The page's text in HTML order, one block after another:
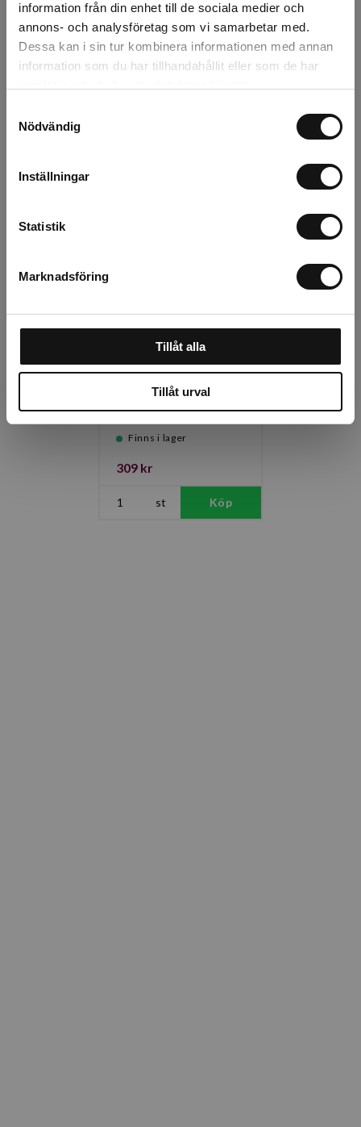
information från din enhet till de sociala medier och
annons- och analysföretag som vi samarbetar med.
Dessa kan i sin tur kombinera informationen med annan
information som du har tillhandahållit eller som de har
Nödvändig
Inställningar
Statistik
Marknadsföring
Tillåt alla
Tillåt urval
Beskrivning
Recensioner
Om tillverkaren
ARS, GR17
reservblad
Finns i lager
309 kr
st Köp